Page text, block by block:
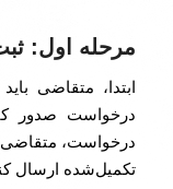
مرحله اول:
ابتدا، متقاضی باید
درخواست صدور
درخواست، متقاضی
تکمیل‌شده ارسال